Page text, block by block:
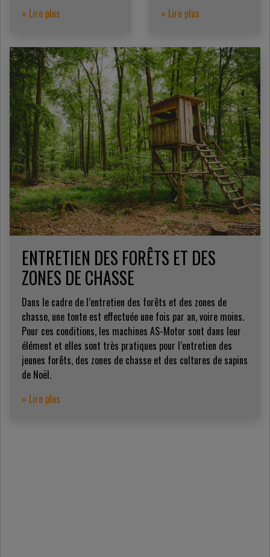
» Lire plus
» Lire plus
ENTRETIEN DES FORÊTS ET DES
ZONES DE CHASSE
Dans le cadre de l’entretien des forêts et des zones de
chasse, une tonte est effectuée une fois par an, voire moins.
Pour ces conditions, les machines AS-Motor sont dans leur
élément et elles sont très pratiques pour l’entretien des
jeunes forêts, des zones de chasse et des cultures de sapins
de Noël.
» Lire plus